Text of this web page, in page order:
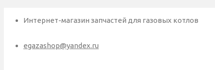
Интернет-магазин запчастей для газовых котлов
egazashop@yandex.ru